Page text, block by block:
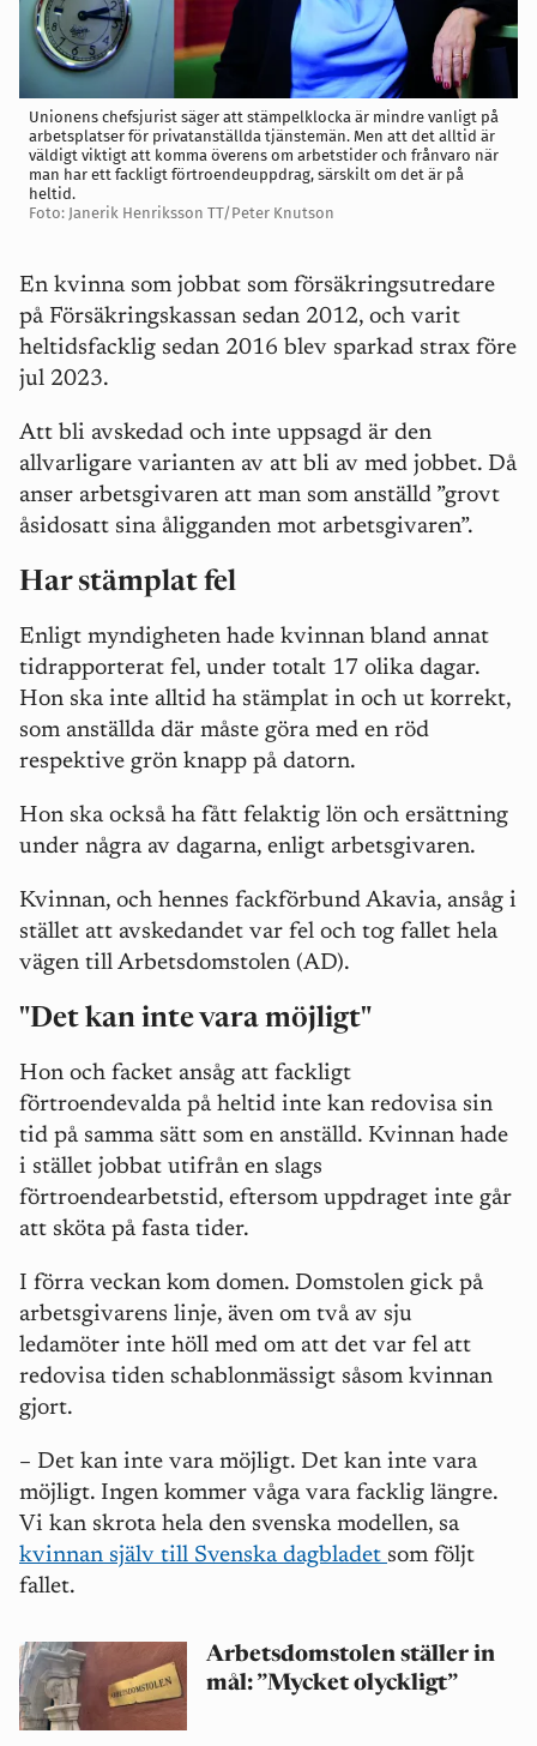
Unionens chefsjurist säger att stämpelklocka är mindre vanligt på
arbetsplatser för privatanställda tjänstemän. Men att det alltid är
väldigt viktigt att komma överens om arbetstider och frånvaro när
man har ett fackligt förtroendeuppdrag, särskilt om det är på
heltid.
Foto: Janerik Henriksson TT/Peter Knutson
En kvinna som jobbat som försäkringsutredare
på Försäkringskassan sedan 2012, och varit
heltidsfacklig sedan 2016 blev sparkad strax före
jul 2023.
Att bli avskedad och inte uppsagd är den
allvarligare varianten av att bli av med jobbet. Då
anser arbetsgivaren att man som anställd ”grovt
åsidosatt sina åligganden mot arbetsgivaren”.
Har stämplat fel
Enligt myndigheten hade kvinnan bland annat
tidrapporterat fel, under totalt 17 olika dagar.
Hon ska inte alltid ha stämplat in och ut korrekt,
som anställda där måste göra med en röd
respektive grön knapp på datorn.
Hon ska också ha fått felaktig lön och ersättning
under några av dagarna, enligt arbetsgivaren.
Kvinnan, och hennes fackförbund Akavia, ansåg i
stället att avskedandet var fel och tog fallet hela
vägen till Arbetsdomstolen (AD).
"Det kan inte vara möjligt"
Hon och facket ansåg att fackligt
förtroendevalda på heltid inte kan redovisa sin
tid på samma sätt som en anställd. Kvinnan hade
i stället jobbat utifrån en slags
förtroendearbetstid, eftersom uppdraget inte går
att sköta på fasta tider.
I förra veckan kom domen. Domstolen gick på
arbetsgivarens linje, även om två av sju
ledamöter inte höll med om att det var fel att
redovisa tiden schablonmässigt såsom kvinnan
gjort.
– Det kan inte vara möjligt. Det kan inte vara
möjligt. Ingen kommer våga vara facklig längre.
Vi kan skrota hela den svenska modellen, sa
kvinnan själv till Svenska dagbladet som följt
fallet.
Arbetsdomstolen ställer in
mål: ”Mycket olyckligt”